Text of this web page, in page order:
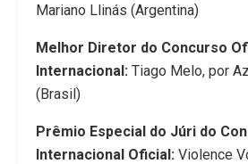
Mariano Llinás (Argentina)
Melhor Diretor do Concurso
Internacional: Tiago Melo, por
(Brasil)
Prêmio Especial do Júri do
Internacional Oficial: Violence